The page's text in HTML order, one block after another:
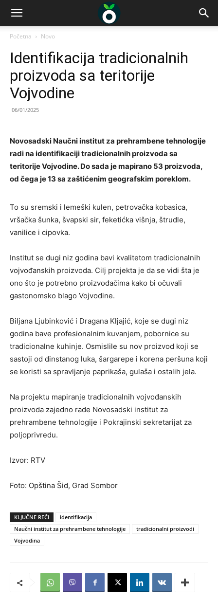
Početna Novo
Identifikacija tradicionalnih
proizvoda sa teritorije
Vojvodine
06/01/2025
Novosadski Naučni institut za prehrambene tehnologije
radi na identifikaciji tradicionalnih proizvoda sa
teritorije Vojvodine. Do sada je mapirano 53 proizvoda,
od čega je 13 sa zaštićenim geografskim poreklom.
To su sremski i lemeški kulen, petrovačka kobasica,
vršačka šunka, švapski sir, feketićka višnja, štrudle,
vanilice i cipovka.
Institut se dugi niz godina bavi kvalitetom tradicionalnih
vojvođanskih proizvoda. Cilj projekta je da se vidi šta je
ono što je potrebno proizvođačima kako bi očuvali
gastonomsko blago Vojvodine.
Biljana Ljubinković i Dragana Kljajić, koje se dugi niz
godina bave profesionalnim kuvanjem, pobornice su
tradicionalne kuhinje. Osmislile su nov proizvod koji se
sastoji od dinstanog luka, šargarepe i korena peršuna koji
se koristi sa spravljanje paprikaša, gulaša i ostalih jela.
Na projektu mapiranje tradicionalnih vojvođanskih
proizvoda zajedno rade Novosadski institut za
prehrambene tehnologije i Pokrajinski sekretarijat za
poljoprivredu.
Izvor: RTV
Foto: Opština Šid, Grad Sombor
KLJUČNE REČI
identifikacija
Naučni institut za prehrambene tehnologije
tradicionalni proizvodi
Vojvodina